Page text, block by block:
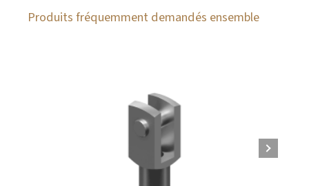
Produits fréquemment demandés ensemble